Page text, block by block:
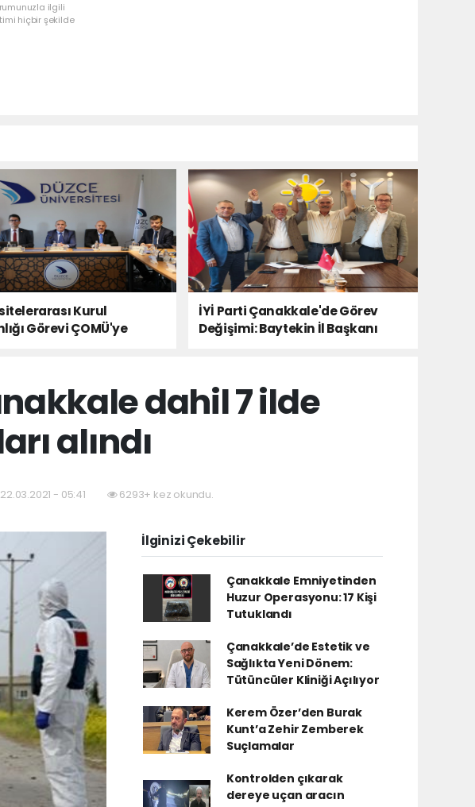
ilgili
hiçbir şekilde
Kurul
Görevi ÇOMÜ'ye
İYİ Parti Çanakkale'de Görev
Değişimi: Baytekin İl Başkanı
dahil 7 ilde
alındı
- 05:41 6293+ kez okundu.
İlginizi Çekebilir
Çanakkale Emniyetinden
Huzur Operasyonu: 17 Kişi
Tutuklandı
Çanakkale’de Estetik ve
Sağlıkta Yeni Dönem:
Tütüncüler Kliniği Açılıyor
Kerem Özer’den Burak
Kunt’a Zehir Zemberek
Suçlamalar
Kontrolden çıkarak
dereye uçan aracın